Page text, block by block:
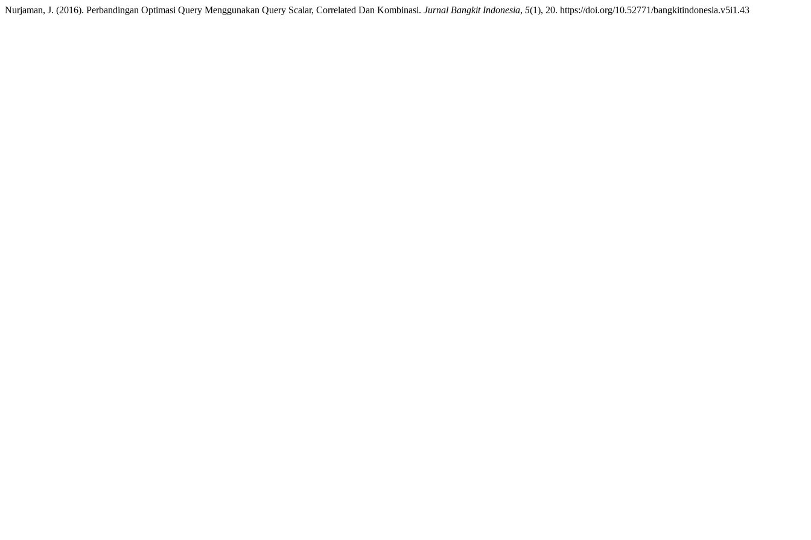
Nurjaman, J. (2016). Perbandingan Optimasi Query Menggunakan Query Scalar, Correlated Dan Kombinasi. Jurnal Bangkit Indonesia, 5(1), 20. https://doi.org/10.52771/bangkitindonesia.v5i1.43